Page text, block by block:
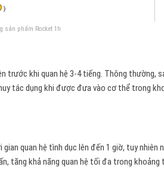
sản phẩm Rocket 1h
trước khi quan hệ 3-4 tiếng. Thông thường,
tác dụng khi được đưa vào cơ thể trong
quan hệ tình dục lên đến 1 giờ, tuy nhiên
tăng khả năng quan hệ tối đa trong khoảng